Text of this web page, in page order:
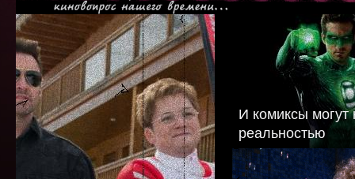
И комиксы могут
реальностью